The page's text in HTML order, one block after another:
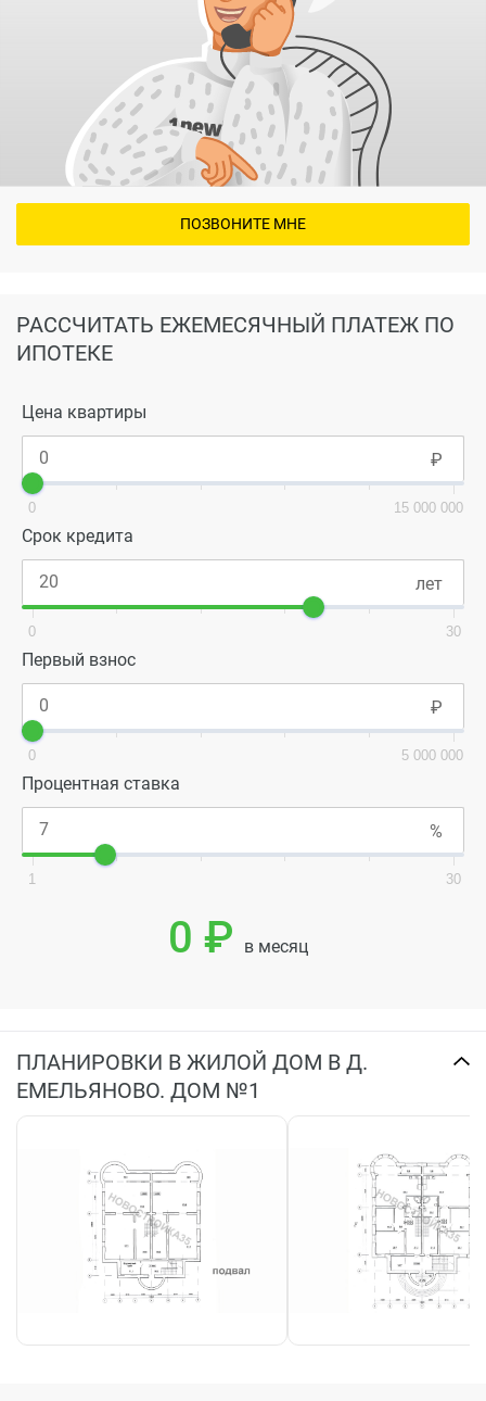
РАССЧИТАТЬ ЕЖЕМЕСЯЧНЫЙ ПЛАТЕЖ ПО
ИПОТЕКЕ
Цена квартиры
0 15 000 000
Срок кредита
0 30
Первый взнос
0 5 000 000
Процентная ставка
1 30
0 ₽ в месяц
ПЛАНИРОВКИ В ЖИЛОЙ ДОМ В Д.
ЕМЕЛЬЯНОВО. ДОМ №1
ПОЗВОНИТЕ МНЕ